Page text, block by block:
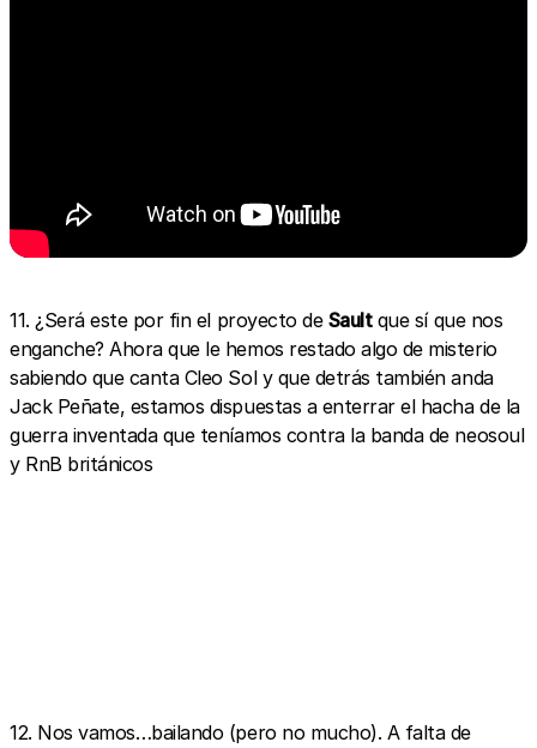
11. ¿Será este por fin el proyecto de Saultque sí que nos
enganche? Ahora que le hemos restado algo de misterio
sabiendo que canta Cleo Sol y que detrás también anda
Jack Peñate, estamos dispuestas a enterrar el hacha de la
guerra inventada que teníamos contra la banda de neosoul
y RnB británicos
12. Nos vamos…bailando (pero no mucho). A falta de